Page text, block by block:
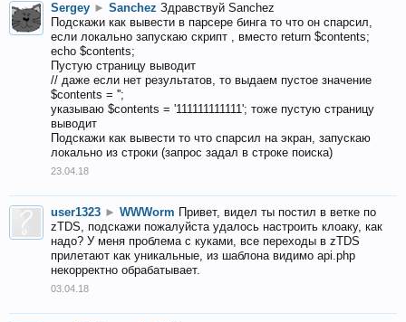
Sergey ► Sanchez Здравствуй Sanchez
Подскажи как вывести в парсере бинга то что он спарсил,
если локально запускаю скрипт , вместо return $contents;
echo $contents;
Пустую страницу выводит
// даже если нет результатов, то выдаем пустое значение
$contents = '';
указываю $contents = '111111111111'; тоже пустую страницу
выводит
Подскажи как вывести то что спарсил на экран, запускаю
локально из строки (запрос задал в строке поиска)
23.04.18
user1323 ► WWWorm Привет, видел ты постил в ветке по
zTDS, подскажи пожалуйста удалось настроить клоаку, как
надо? У меня проблема с куками, все переходы в zTDS
прилетают как уникальные, из шаблона видимо api.php
некорректно обрабатывает.
03.04.18